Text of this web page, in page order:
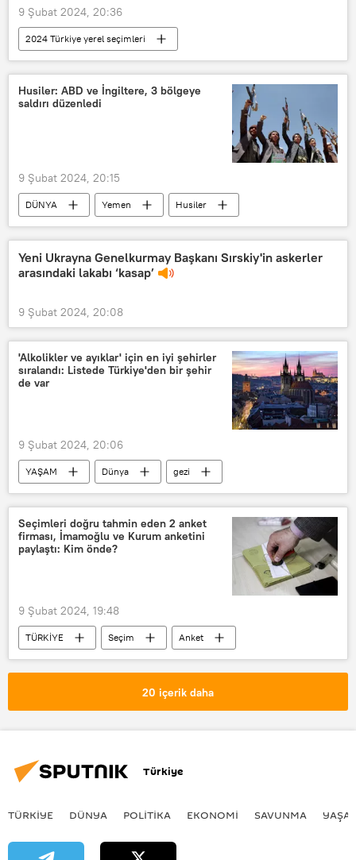
9 Şubat 2024, 20:36
2024 Türkiye yerel seçimleri
Yeniden Refah Partisi
İstanbul
31 Mart Yerel Seçimleri
Elif Erbakan
Husiler: ABD ve İngiltere, 3 bölgeye
saldırı düzenledi
9 Şubat 2024, 20:15
DÜNYA Yemen
Husiler
Husiler Hareketi
Kızıldeniz
ABD
İngiltere
Yeni Ukrayna Genelkurmay Başkanı Sırskiy'in askerler
arasındaki lakabı ‘kasap’
9 Şubat 2024, 20:08
'Alkolikler ve ayıklar' için en iyi şehirler
sıralandı: Listede Türkiye'den bir şehir
de var
9 Şubat 2024, 20:06
YAŞAM Dünya
gezi
Alkol
Bira
Sarhoş
İstanbul
Seçimleri doğru tahmin eden 2 anket
firması, İmamoğlu ve Kurum anketini
paylaştı: Kim önde?
9 Şubat 2024, 19:48
TÜRKİYE Seçim
Anket
Anket şirketleri
Ekrem İmamoğlu
Murat Kurum
20 içerik daha
Türkiye
TÜRKIYE DÜNYA POLİTİKA EKONOMİ SAVUNMA